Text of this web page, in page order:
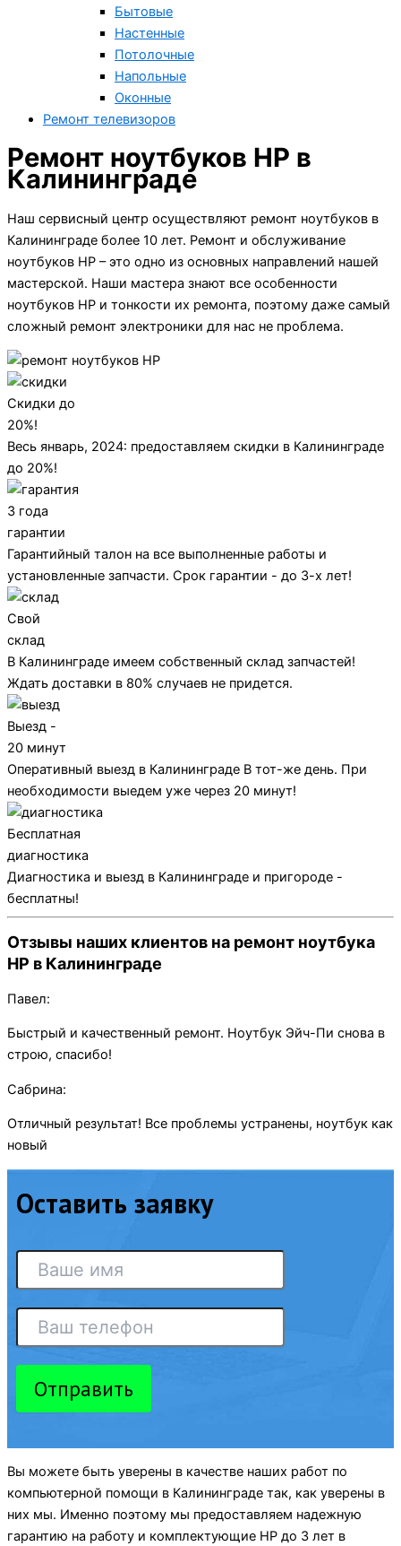
Бытовые
Настенные
Потолочные
Напольные
Оконные
Ремонт телевизоров
Ремонт ноутбуков HP в
Калининграде
Наш сервисный центр осуществляют ремонт ноутбуков в
Калининграде более 10 лет. Ремонт и обслуживание
ноутбуков HP – это одно из основных направлений нашей
мастерской. Наши мастера знают все особенности
ноутбуков HP и тонкости их ремонта, поэтому даже самый
сложный ремонт электроники для нас не проблема.
Скидки до
20%!
Весь январь, 2024: предоставляем скидки в Калининграде
до 20%!
3 года
гарантии
Гарантийный талон на все выполненные работы и
установленные запчасти. Срок гарантии - до 3-х лет!
Свой
склад
В Калининграде имеем собственный склад запчастей!
Ждать доставки в 80% случаев не придется.
Выезд -
20 минут
Оперативный выезд в Калининграде В тот-же день. При
необходимости выедем уже через 20 минут!
Бесплатная
диагностика
Диагностика и выезд в Калининграде и пригороде -
бесплатны!
Отзывы наших клиентов на ремонт ноутбука
HP в Калининграде
Павел:
Быстрый и качественный ремонт. Ноутбук Эйч-Пи снова в
строю, спасибо!
Сабрина:
Отличный результат! Все проблемы устранены, ноутбук как
новый
Оставить заявку
Отправить
Вы можете быть уверены в качестве наших работ по
компьютерной помощи в Калининграде так, как уверены в
них мы. Именно поэтому мы предоставляем надежную
гарантию на работу и комплектующие HP до 3 лет в